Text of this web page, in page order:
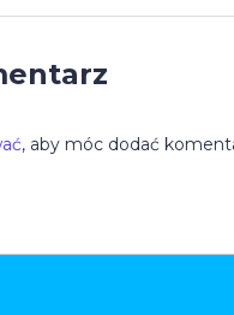
, aby móc dodać